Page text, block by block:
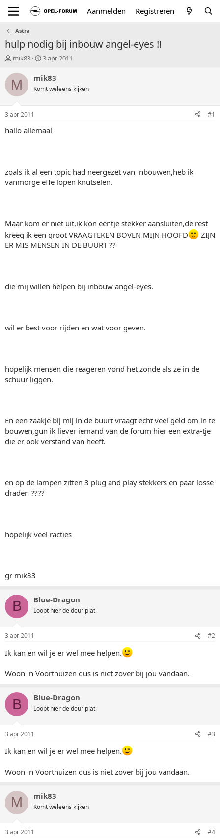
Aanmelden Registreren
Astra
hulp nodig bij inbouw angel-eyes !!
T
p
i
a
r
mik83
S
a
t
u
3 apr 2011
M mik83
Komt weleens kijken
3 apr 2011 #1
hallo allemaal
zoals ik al een topic had neergezet van inbouwen,heb ik
vanmorge effe lopen knutselen.
Maar kom er niet uit,ik kon eentje stekker aansluiten,de rest
kreeg ik een groot VRAAGTEKEN BOVEN MIJN HOOFD
ZIJN
ER MIS MENSEN IN DE BUURT ??
die mij willen helpen bij inbouw angel-eyes.
wil er best voor rijden en wat voor geven.
hopelijk mensen die reageren vond het zonde als ze in de
schuur liggen.
En een zaakje bij mij in de buurt vraagt echt veel geld om in te
bouwen,gun ik liever iemand van de forum hier een extra-tje
die er ook verstand van heeft.
en op de lampen zitten 3 plug and play stekkers en paar losse
draden ????
hopelijk veel racties
gr mik83
B Blue-Dragon
Loopt hier de deur plat
3 apr 2011 #2
Ik kan en wil je er wel mee helpen.
Woon in Voorthuizen dus is niet zover bij jou vandaan.
B Blue-Dragon
Loopt hier de deur plat
3 apr 2011 #3
Ik kan en wil je er wel mee helpen.
Woon in Voorthuizen dus is niet zover bij jou vandaan.
M mik83
Komt weleens kijken
3 apr 2011 #4